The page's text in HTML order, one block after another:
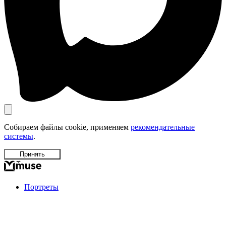
Собираем файлы cookie, применяем рекомендательные
системы.
Принять
Портреты